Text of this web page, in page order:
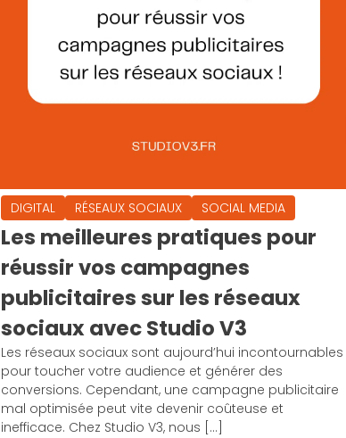
DIGITAL RÉSEAUX SOCIAUX SOCIAL MEDIA
Les meilleures pratiques pour
réussir vos campagnes
publicitaires sur les réseaux
sociaux avec Studio V3
Les réseaux sociaux sont aujourd’hui incontournables
pour toucher votre audience et générer des
conversions. Cependant, une campagne publicitaire
mal optimisée peut vite devenir coûteuse et
inefficace. Chez Studio V3, nous […]